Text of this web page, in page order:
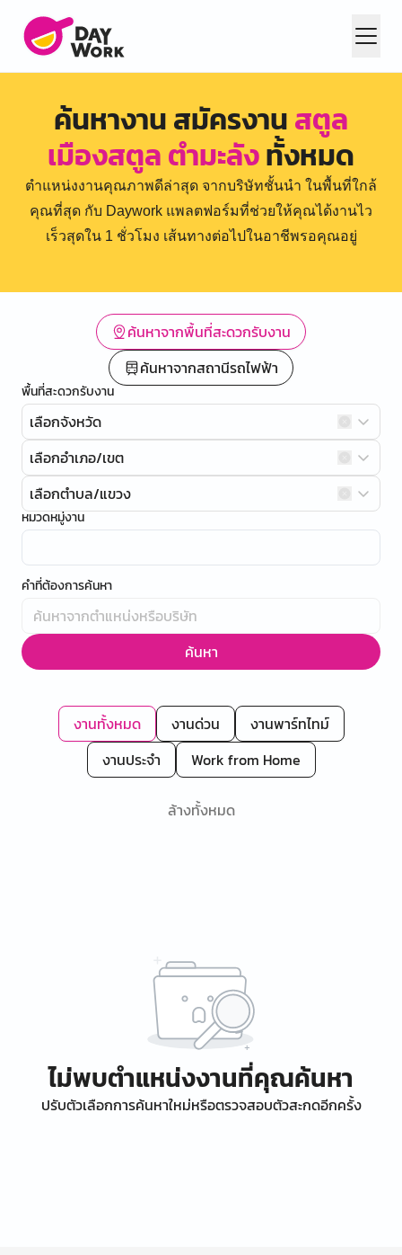
ค้นหางาน สมัครงานสตูล
เมืองสตูล ตำมะลังทั้งหมด
ตำแหน่งงานคุณภาพดีล่าสุด จากบริษัทชั้นนำ ในพื้นที่ใกล้
คุณที่สุด กับ Daywork แพลตฟอร์มที่ช่วยให้คุณได้งานไว
เร็วสุดใน 1 ชั่วโมง เส้นทางต่อไปในอาชีพรอคุณอยู่
ค้นหาจากพื้นที่สะดวกรับงาน
ค้นหาจากสถานีรถไฟฟ้า
พื้นที่สะดวกรับงาน
เลือกจังหวัด
เลือกอำเภอ/เขต
เลือกตำบล/แขวง
หมวดหมู่งาน
คำที่ต้องการค้นหา
ค้นหา
งานทั้งหมด งานด่วน
งานพาร์ทไทม์
งานประจำ
Work from Home
ล้างทั้งหมด
ไม่พบตำแหน่งงานที่คุณค้นหา
ปรับตัวเลือกการค้นหาใหม่หรือตรวจสอบตัวสะกดอีกครั้ง